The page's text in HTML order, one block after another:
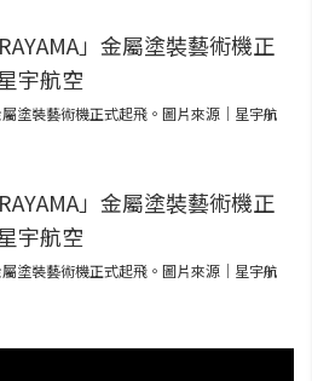
屬塗裝藝術機正式起飛。圖片來源｜星宇航
屬塗裝藝術機正式起飛。圖片來源｜星宇航